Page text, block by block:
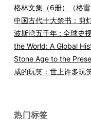
格林文集（6册）（格雷
中国古代十大禁书：剪
波斯湾五千年 : 全球史
the World: A Global
Stone Age to the
咸的玩笑：世上许多玩
热门标签